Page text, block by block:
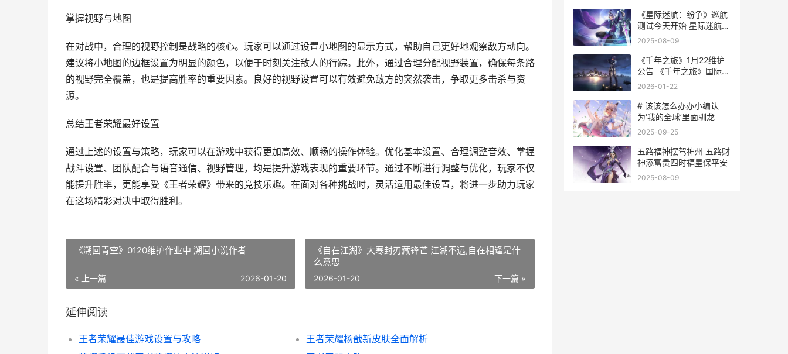
掌握视野与地图
在对战中，合理的视野控制是战略的核心。玩家可以通过设置小地图的显示方式，帮助自己更好地观察敌方动向。
建议将小地图的边框设置为明显的颜色，以便于时刻关注敌人的行踪。此外，通过合理分配视野装置，确保每条路
的视野完全覆盖，也是提高胜率的重要因素。良好的视野设置可以有效避免敌方的突然袭击，争取更多击杀与资
源。
总结王者荣耀最好设置
通过上述的设置与策略，玩家可以在游戏中获得更加高效、顺畅的操作体验。优化基本设置、合理调整音效、掌握
战斗设置、团队配合与语音通信、视野管理，均是提升游戏表现的重要环节。通过不断进行调整与优化，玩家不仅
能提升胜率，更能享受《王者荣耀》带来的竞技乐趣。在面对各种挑战时，灵活运用最佳设置，将进一步助力玩家
在这场精彩对决中取得胜利。
《溯回青空》0120维护作业中 溯回小说作者
« 上一篇 2026-01-20
《自在江湖》大寒封刃藏锋芒 江湖不远,自在相逢是什
么意思
下一篇 »
2026-01-20
延伸阅读
王者荣耀最佳游戏设置与攻略
王者荣耀杨戬新皮肤全面解析
《星际迷航：纷争》巡航
测试今天开始 星际迷航游
戏视频解说
2025-08-09
《千年之旅》1月22维护
公告 《千年之旅》国际服
官网
2026-01-22
# 该该怎么办办小编认
为‘我的全球’里面驯龙
2025-09-25
五路福神摆驾神州 五路财
神添富贵四时福星保平安
2025-08-09